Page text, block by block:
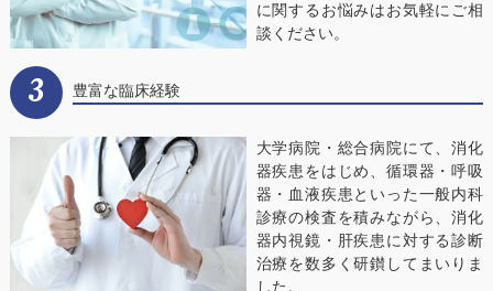
に関するお悩みはお気軽にご相
談ください。
3 豊富な臨床経験
大学病院・総合病院にて、消化
器疾患をはじめ、循環器・呼吸
器・血液疾患といった一般内科
診療の検査を積みながら、消化
器内視鏡・肝疾患に対する診断
治療を数多く研鑚してまいりま
した。